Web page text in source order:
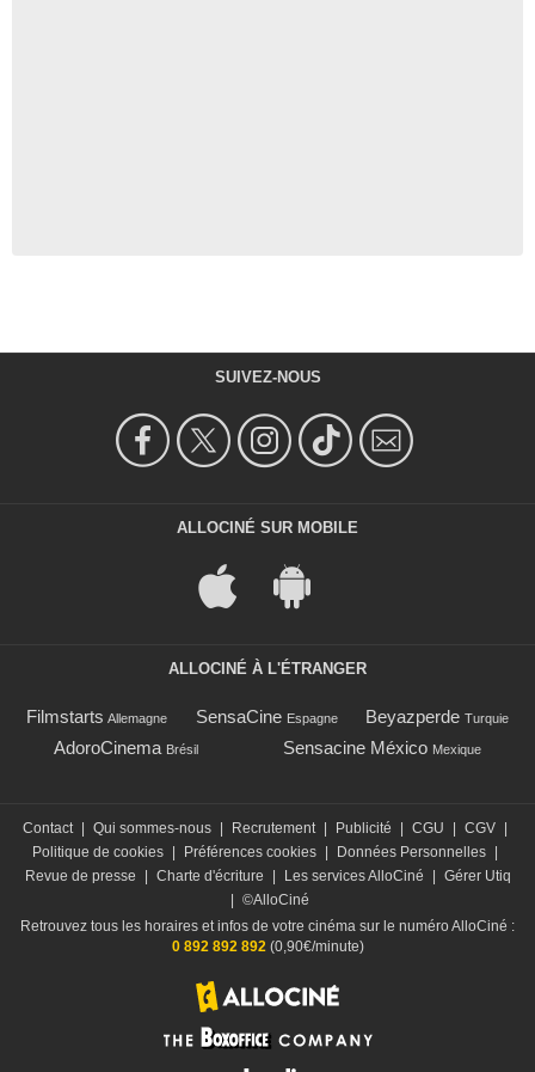
SUIVEZ-NOUS
ALLOCINÉ SUR MOBILE
ALLOCINÉ À L'ÉTRANGER
Filmstarts Allemagne SensaCine Espagne Beyazperde Turquie
AdoroCinema Brésil Sensacine México Mexique
Contact | Qui sommes-nous | Recrutement | Publicité | CGU | CGV |
Politique de cookies | Préférences cookies | Données Personnelles |
Revue de presse
| Charte d'écriture | Les services AlloCiné | Gérer Utiq
| ©AlloCiné
Retrouvez tous les horaires et infos de votre cinéma sur le numéro AlloCiné :
0 892 892 892(0,90€/minute)